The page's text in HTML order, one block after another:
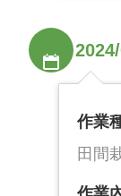
作業
田間